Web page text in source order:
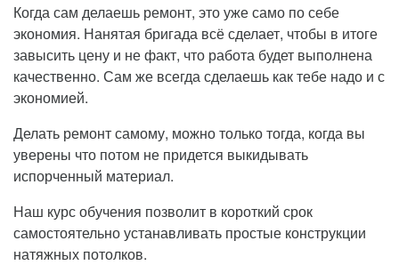
Когда сам делаешь ремонт, это уже само по себе
экономия. Нанятая бригада всё сделает, чтобы в итоге
завысить цену и не факт, что работа будет выполнена
качественно. Сам же всегда сделаешь как тебе надо и с
экономией.
Делать ремонт самому, можно только тогда, когда вы
уверены что потом не придется выкидывать
испорченный материал.
Наш курс обучения позволит в короткий срок
самостоятельно устанавливать простые конструкции
натяжных потолков.